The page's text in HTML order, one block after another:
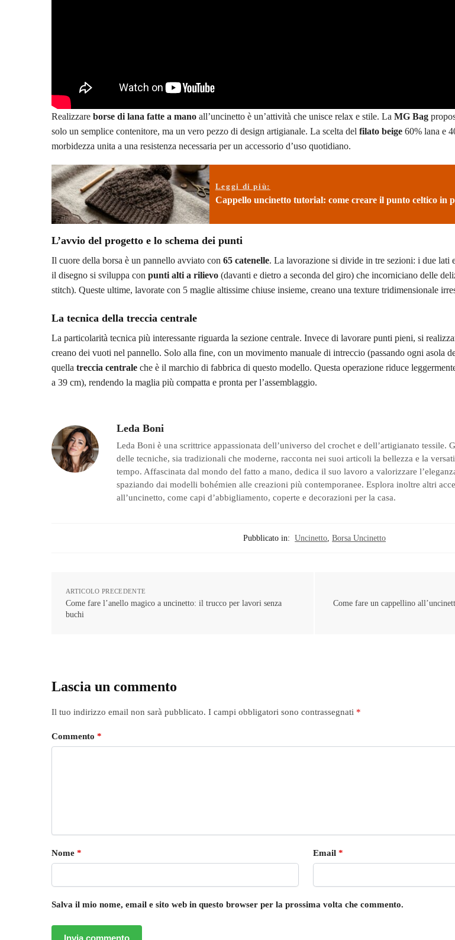
Realizzare borse di lana fatte a mano all’uncinetto è un’attività che unisce relax e stile. La MG Bag
solo un semplice contenitore, ma un vero pezzo di design artigianale. La scelta del filato beige 60% lana e
morbidezza unita a una resistenza necessaria per un accessorio d’uso quotidiano.
Leggi di più:
Cappello uncinetto tutorial: come creare il punto celtico in
L’avvio del progetto e lo schema dei punti
Il cuore della borsa è un pannello avviato con 65 catenelle. La lavorazione si divide in tre sezioni: i due lati
il disegno si sviluppa con punti alti a rilievo (davanti e dietro a seconda del giro) che incorniciano delle
stitch). Queste ultime, lavorate con 5 maglie altissime chiuse insieme, creano una texture tridimensionale
La tecnica della treccia centrale
La particolarità tecnica più interessante riguarda la sezione centrale. Invece di lavorare punti pieni, si
creano dei vuoti nel pannello. Solo alla fine, con un movimento manuale di intreccio (passando ogni asola
quella treccia centrale che è il marchio di fabbrica di questo modello. Questa operazione riduce
a 39 cm), rendendo la maglia più compatta e pronta per l’assemblaggio.
Leda Boni
Leda Boni è una scrittrice appassionata dell’universo del crochet e dell’artigianato tessile.
delle tecniche, sia tradizionali che moderne, racconta nei suoi articoli la bellezza e la
tempo. Affascinata dal mondo del fatto a mano, dedica il suo lavoro a valorizzare
spaziando dai modelli bohémien alle creazioni più contemporanee. Esplora inoltre altri
all’uncinetto, come capi d’abbigliamento, coperte e decorazioni per la casa.
Pubblicato in: Uncinetto ,Borsa Uncinetto
ARTICOLO PRECEDENTE
Come fare l’anello magico a uncinetto: il trucco per lavori senza
buchi
Come fare un cappellino
Lascia un commento
Il tuo indirizzo email non sarà pubblicato. I campi obbligatori sono contrassegnati *
Commento *
Nome * Email *
Salva il mio nome, email e sito web in questo browser per la prossima volta che commento.